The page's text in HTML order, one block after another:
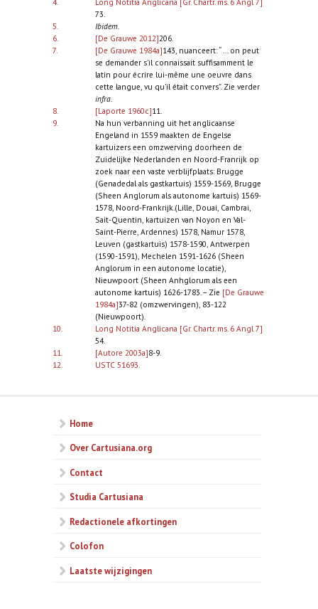
73.
5.
Ibidem.
6.
[De Grauwe 2012]206.
7.
[De Grauwe 1984a]143, nuanceert: “ ... on peut
se demander s’il connaissait suffisamment le
latin pour écrire lui-même une oeuvre dans
cette langue, vu qu’il était convers”. Zie verder
infra.
8.
[Laporte 1960c]11.
9.
Na hun verbanning uit het anglicaanse
Engeland in 1559 maakten de Engelse
kartuizers een omzwerving doorheen de
Zuidelijke Nederlanden en Noord-Franrijk op
zoek naar een vaste verblijfplaats: Brugge
(Genadedal als gastkartuis) 1559-1569, Brugge
(Sheen Anglorum als autonome kartuis) 1569-
1578, Noord-Frankrijk.(Lille, Douai, Cambrai,
Sait-Quentin, kartuizen van Noyon en Val-
Saint-Pierre, Ardennes) 1578, Namur 1578,
Leuven (gastkartuis) 1578-1590, Antwerpen
(1590-1591), Mechelen 1591-1626 (Sheen
Anglorum in een autonome locatie),
Nieuwpoort (Sheen Anhglorum als een
autonome kartuis) 1626-1783. – Zie [De Grauwe
1984a]37-82 (omzwervingen), 83-122
(Nieuwpoort).
10.
Long Notitia Anglicana [Gr. Chartr. ms. 6 Angl 7]
54.
11.
[Autore 2003a]8-9.
12.
USTC 51693
Home
Over Cartusiana.org
Contact
Studia Cartusiana
Redactionele afkortingen
Colofon
Laatste wijzigingen